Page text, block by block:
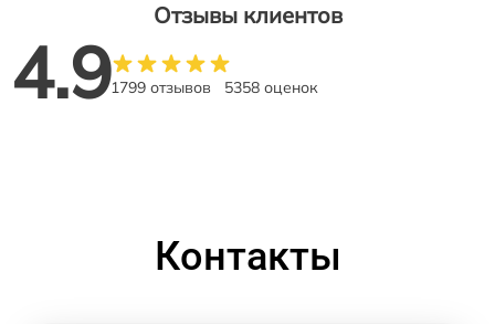
Отзывы клиентов
4.91799 отзывов 5358 оценок
Контакты